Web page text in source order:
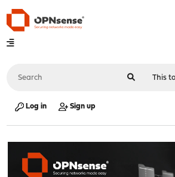
Log in Sign up